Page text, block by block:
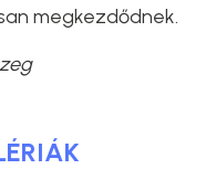
megkezdődnek.